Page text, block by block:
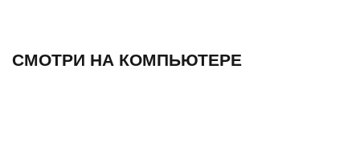
СМОТРИ НА КОМПЬЮТЕРЕ